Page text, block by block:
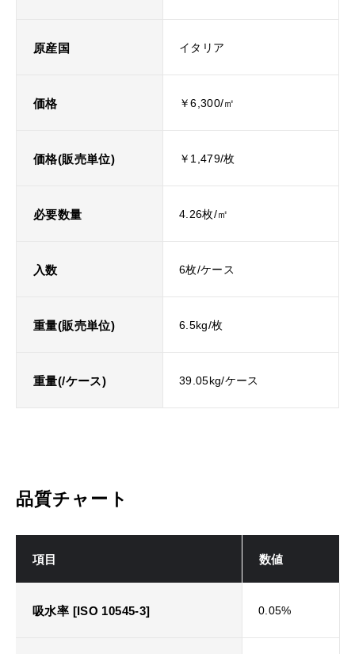
原産国 イタリア
価格 ￥6,300/㎡
価格(販売単位) ￥1,479/枚
必要数量 4.26枚/㎡
入数 6枚/ケース
重量(販売単位) 6.5kg/枚
重量(/ケース) 39.05kg/ケース
品質チャート
項目 数値
吸水率 [ISO 10545-3] 0.05%